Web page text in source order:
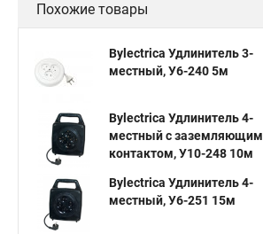
Похожие товары
Bylectrica Удлинитель 3-
местный, У6-240 5м
Bylectrica Удлинитель 4-
местный с заземляющим
контактом, У10-248 10м
Bylectrica Удлинитель 4-
местный, У6-251 15м